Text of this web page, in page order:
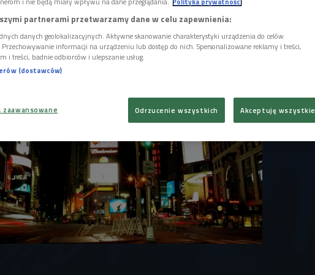
płacht oczyszczać ściany oraz
partnerami przetwarzamy dane w celu zapewnienia:
danych geolokalizacyjnych. Aktywne skanowanie charakterystyki urządzenia do celów
informacji na urządzeniu lub dostęp do nich. Spersonalizowane reklamy i treści,
i treści, badnie odbiorców i ulepszanie usług.
(dostawców)
Odrzucenie wszystkich Akceptuję wszystkie